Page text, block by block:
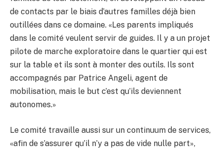
de contacts par le biais d’autres familles déjà bien
outillées dans ce domaine. «Les parents impliqués
dans le comité veulent servir de guides. Il y a un projet
pilote de marche exploratoire dans le quartier qui est
sur la table et ils sont à monter des outils. Ils sont
accompagnés par Patrice Angeli, agent de
mobilisation, mais le but c’est qu’ils deviennent
autonomes.»
Le comité travaille aussi sur un continuum de services,
«afin de s’assurer qu’il n’y a pas de vide nulle part»,